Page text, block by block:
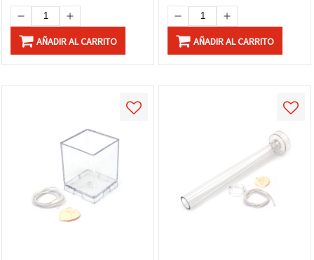
AÑADIR AL CARRITO AÑADIR AL CARRITO